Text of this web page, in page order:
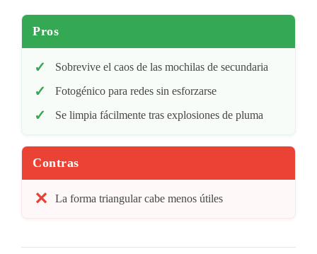
Pros
Sobrevive el caos de las mochilas de secundaria
Fotogénico para redes sin esforzarse
Se limpia fácilmente tras explosiones de pluma
Contras
La forma triangular cabe menos útiles